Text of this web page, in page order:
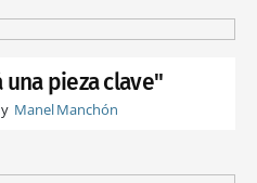
pieza clave"
Manel Manchón